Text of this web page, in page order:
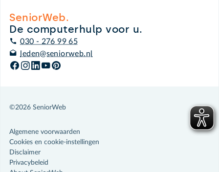
SeniorWeb.
De computerhulp voor u.
030 - 276 99 65
leden@seniorweb.nl
©2026 SeniorWeb
Algemene voorwaarden
Cookies en cookie-instellingen
Disclaimer
Privacybeleid